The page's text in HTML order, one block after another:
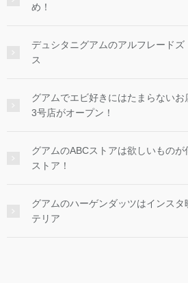
め！
デュシタニグアムのアルフレード
ス
グアムでエビ好きにはたまらないお
3号店がオープン！
グアムのABCストアは欲しいもの
ストア！
グアムのハーゲンダッツはインス
テリア